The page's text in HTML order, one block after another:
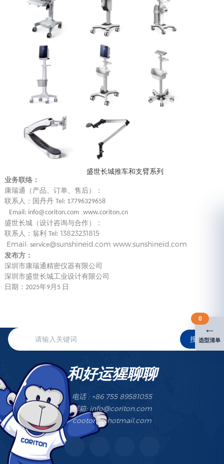
盛世长城推车和支臂系列
业务联络：
康瑞通（产品、订单、售后）：
联系人 ： 国丹丹 Tel: 17796329658
Email: info@coriton.com www.coriton.cn
盛世长城（设计咨询与合作）：
联系人：翁利 Tel: 13823231815
Email: service@sunshineid.com www.sunshineid.com
发布方：
深圳市康瑞通精密仪器有限公司
深圳市盛世长城工业设计有限公司
日期： 2025年9月 5 日
搜索
和好运猩聊聊
电话 : +86 755 89581055
邮箱: info@coriton.com
cootom@hotmail.com
←
选型清单
0